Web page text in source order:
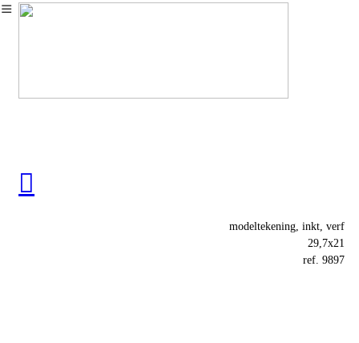
︎
︎
modeltekening, inkt, verf
29,7x21
ref. 9897